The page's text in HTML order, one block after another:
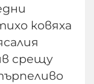
ковяха
срещу